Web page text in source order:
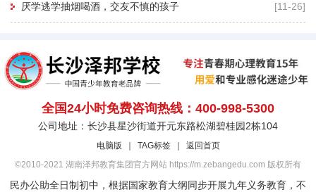
厌学逃学抽烟喝酒，交友不慎的孩子 [11-26]
全国24小时免费咨询热线：400-998-5300
公司地址：长沙县星沙街道开元东路松湖碧桂园2栋104
电脑版 ｜ TAG标签 ｜
返回首页
©2010-2021 湖南泽邦教育集团官方网站 https://m.zebangedu.com 版权所有
民办公助全日制初中，根据国家教育大纲同步开展九年义务教育，不